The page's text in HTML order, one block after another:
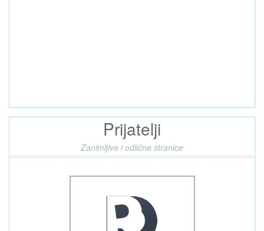
Prijatelji
Zanimljive i odlične stranice